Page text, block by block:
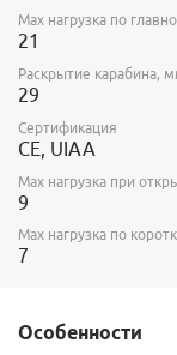
Max нагрузка по
21
Раскрытие карабина,
29
Сертификация
CE, UIAA
Max нагрузка при
9
Max нагрузка по
7
Особенности